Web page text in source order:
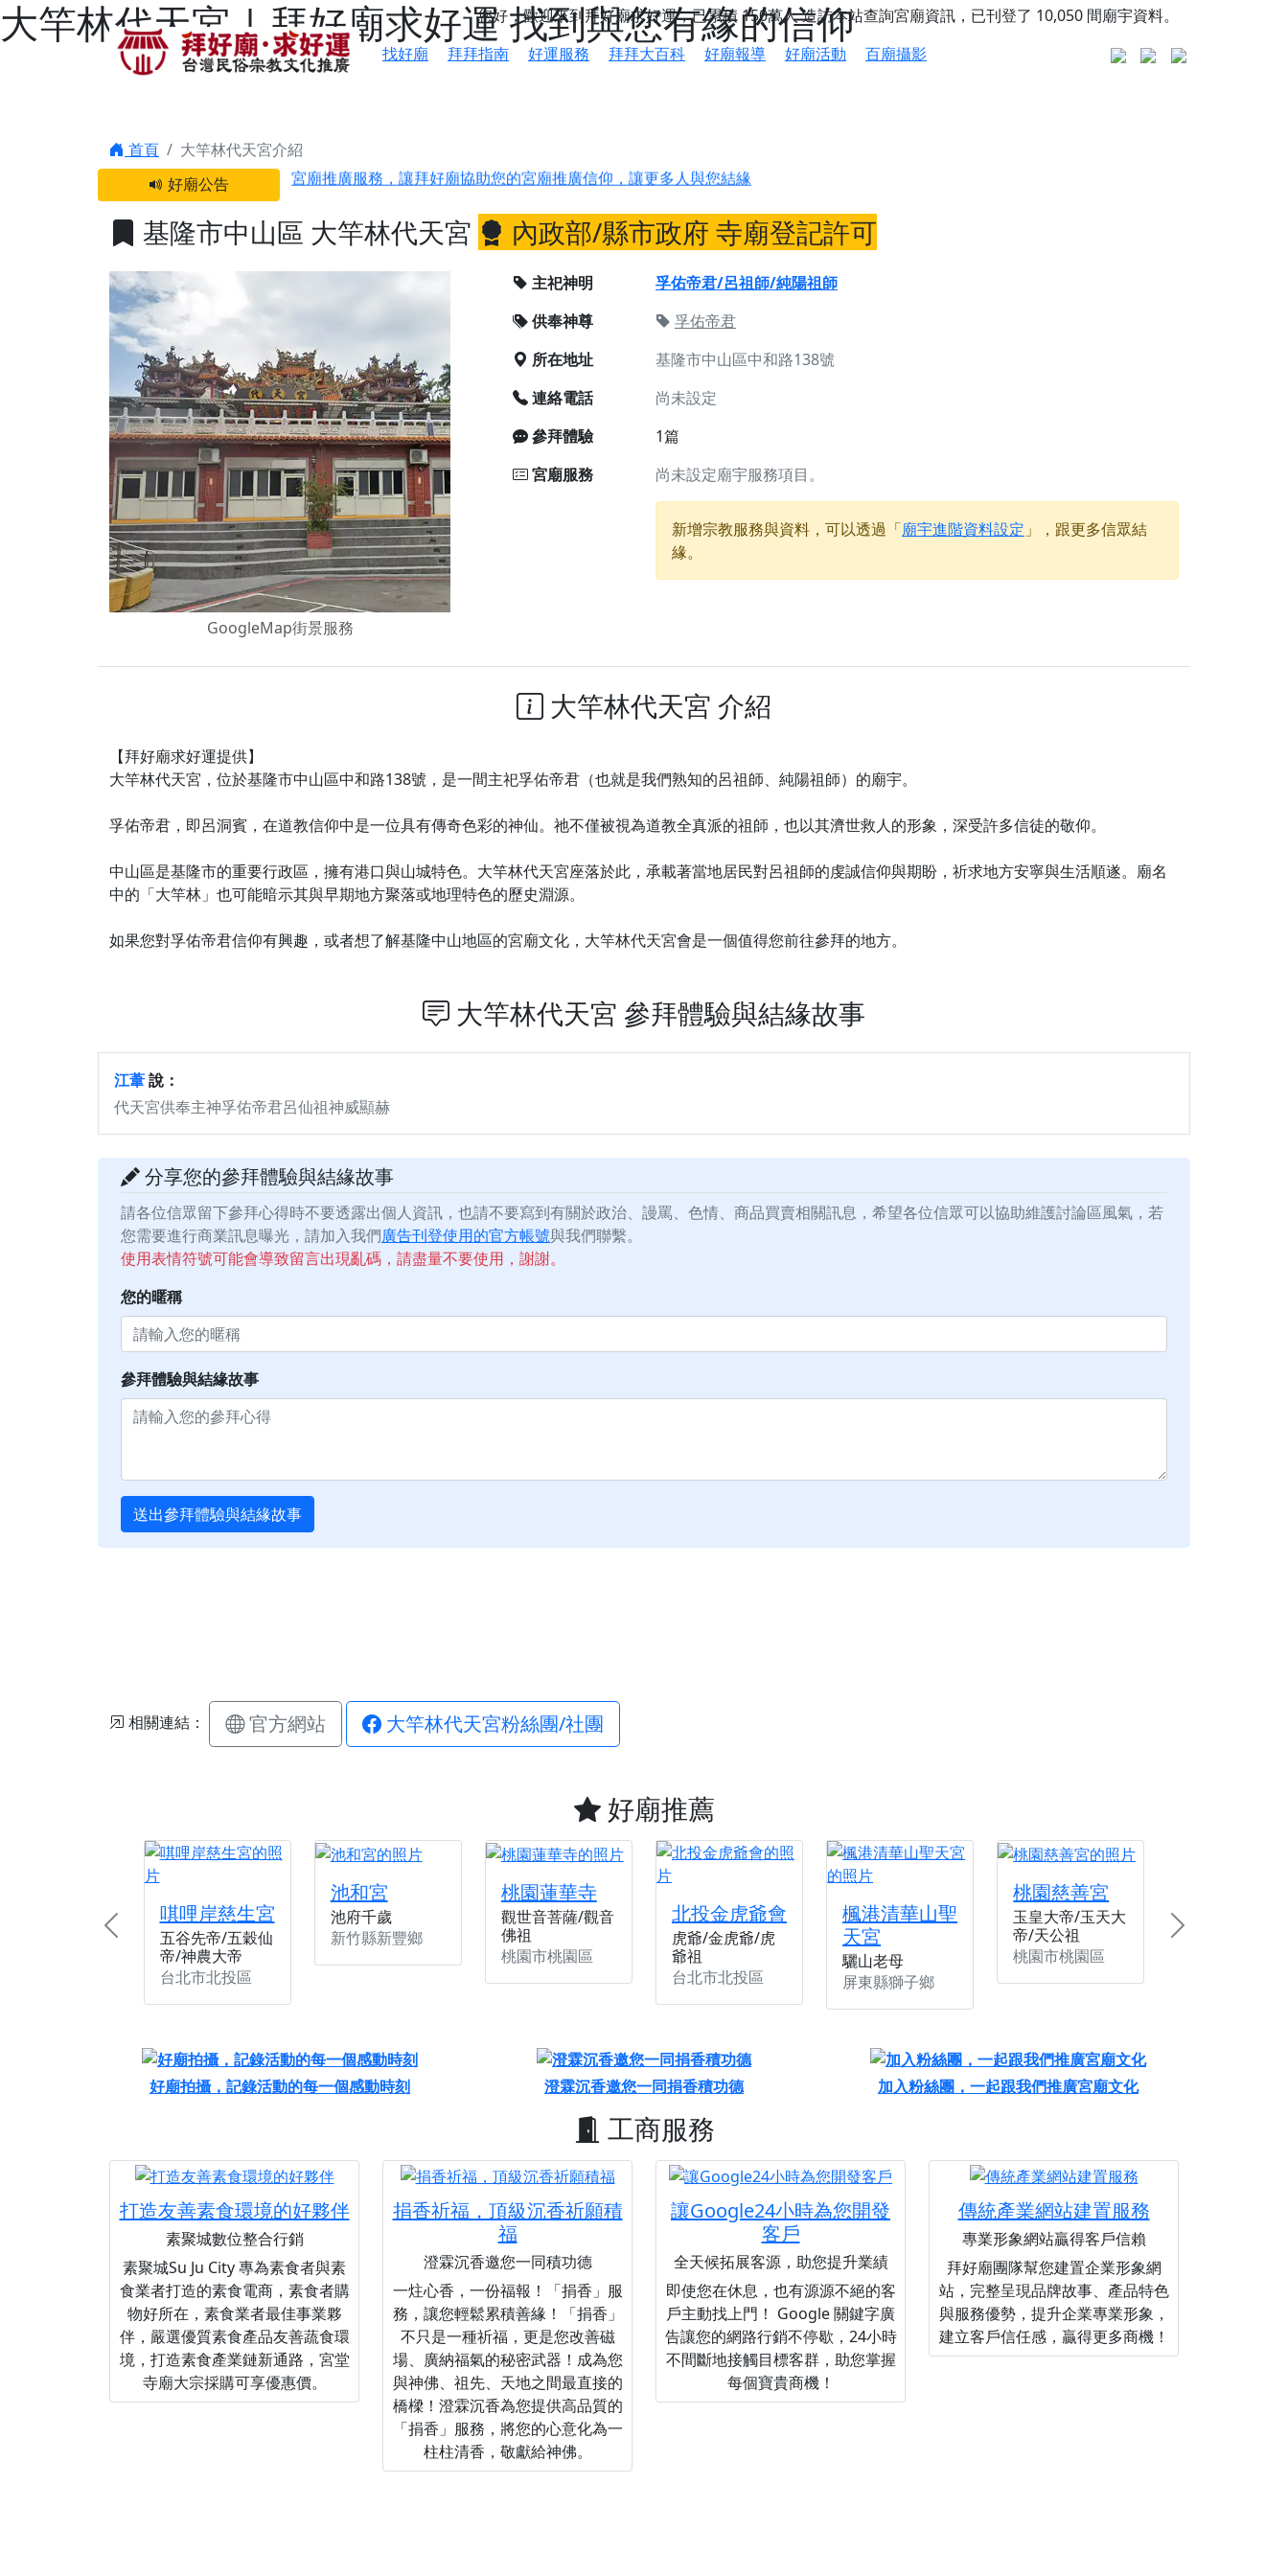
大竿林代天宮 | 拜好廟求好運 找到與您有緣的信仰
您好，歡迎來到拜好廟求好運，已累積150萬人造訪本站查詢宮廟資訊，已刊登了 10,050 間廟宇資料。
找好廟
拜拜指南 好運服務 拜拜大百科 好廟報導 好廟活動 百廟攝影
首頁
大竿林代天宮介紹
好廟公告
感謝 【新竹縣新豐鄉 池和宮】 贊助支持我們推廣台灣民俗宗教文化
宮廟推廣服務，讓拜好廟協助您的宮廟推廣信仰，讓更多人與您結緣
之旅」！
【台北北投 唭哩岸慈生宮】慶讚中元普渡法會，誠摯邀請您一同參與，為自己與家人累積福德、祈求平安好運
【屏東縣獅子鄉 楓港清華山聖天宮】驪山母娘聖誕暨中元普渡大法會，誠邀十方善信大德，一同回到母娘慈悲座前，祈福納祥、慎
【桃園市 桃園蓮華寺】盂蘭盆中元報恩法會，這場法會不只是超薦與普渡，更是一份對祖先的感恩、對親人的思念，也是為家人祈
願平安順遂的慈悲心意。
【桃園龜山 慈恩宮】丙午年梁皇寶懺法會，一念虔誠禮寶懺，一分懺悔植福田，誠邀十方善信大德共同參與。
【新北貢寮 南極玉明殿】中元普渡大法會，誠摯歡迎十方善信大德隨喜贊普，為祖先親眷祈求安息，也為自身與家人累積福德、種
下善緣。
【桃園慈善宮(天公廟)】中元普渡交給專業的來，省時省力又積福！「玉皇大帝 大天尊」 親自坐鎮主法！幫你累積的功德福報自然
是「超級加倍」！
【台北北投 福慶宮】慶讚中元普渡法會，誠摯邀請十方善信大德，一同回到北投土地公埔，祈願闔家平安、地方祥和、福運綿長。
【桃園龜山 慈恩宮】瑤池金母聖誕祝壽盛典，邀請十方善信大德蒞臨參香祝壽，同沐母娘慈光，共祈平安吉祥
【桃園龜山 慈恩宮】丙午年慶讚中元普渡法會，正是讓我們用善念與功德，迴向冥陽兩利、闔家平安的殊勝因緣。
【新北八里 紫德宮】丙午年中元普渡讚普超薦法會，普施眾生・慎終追遠・廣植福田
【桃園新屋 深圳玄天宮】農曆七月擴大犒軍科儀，吉祥月不只有普渡祈福，也有一份感謝守護的虔誠心意
【桃園慈善宮(天公廟)】虎爺元帥 開光大典，祈求虎爺神威護持，庇佑闔家平安、財運亨通、事業順遂、百邪退散。
歡迎信眾分享您前往廟宇的參拜體驗，推廣您的信仰
基隆市中山區 大竿林代天宮 內政部/縣市政府 寺廟登記許可
GoogleMap街景服務
主祀神明
孚佑帝君/呂祖師/純陽祖師
供奉神尊
孚佑帝君
所在地址
基隆市中山區中和路138號
連絡電話
尚未設定
參拜體驗
1篇
宮廟服務
尚未設定廟宇服務項目。
新增宗教服務與資料，可以透過「廟宇進階資料設定 」，跟更多信眾結
緣。
大竿林代天宮 介紹
【拜好廟求好運提供】
大竿林代天宮，位於基隆市中山區中和路138號，是一間主祀孚佑帝君（也就是我們熟知的呂祖師、純陽祖師）的廟宇。
孚佑帝君，即呂洞賓，在道教信仰中是一位具有傳奇色彩的神仙。祂不僅被視為道教全真派的祖師，也以其濟世救人的形象，深受許多信徒的敬仰。
中山區是基隆市的重要行政區，擁有港口與山城特色。大竿林代天宮座落於此，承載著當地居民對呂祖師的虔誠信仰與期盼，祈求地方安寧與生活順遂。廟名
中的「大竿林」也可能暗示其與早期地方聚落或地理特色的歷史淵源。
如果您對孚佑帝君信仰有興趣，或者想了解基隆中山地區的宮廟文化，大竿林代天宮會是一個值得您前往參拜的地方。
大竿林代天宮 參拜體驗與結緣故事
江葦說：
代天宮供奉主神孚佑帝君呂仙祖神威顯赫
分享您的參拜體驗與結緣故事
請各位信眾留下參拜心得時不要透露出個人資訊，也請不要寫到有關於政治、謾罵、色情、商品買賣相關訊息，希望各位信眾可以協助維護討論區風氣，若
您需要進行商業訊息曝光，請加入我們廣告刊登使用的官方帳號與我們聯繫。
使用表情符號可能會導致留言出現亂碼，請盡量不要使用，謝謝。
您的暱稱
參拜體驗與結緣故事
送出參拜體驗與結緣故事
相關連結： 官方網站 大竿林代天宮粉絲團/社團
好廟推薦
唭哩岸慈生宮
五谷先帝/五穀仙
帝/神農大帝
台北市北投區
池和宮
池府千歲
新竹縣新豐鄉
桃園蓮華寺
觀世音菩薩/觀音
佛祖
桃園市桃園區
北投金虎爺會
虎爺/金虎爺/虎
爺祖
台北市北投區
楓港清華山聖
天宮
驪山老母
屏東縣獅子鄉
桃園慈善宮
玉皇大帝/玉天大
帝/天公祖
桃園市桃園區
Previous Next
好廟拍攝，記錄活動的每一個感動時刻 澄霖沉香邀您一同捐香積功德 加入粉絲團，一起跟我們推廣宮廟文化
工商服務
打造友善素食環境的好夥伴
素聚城數位整合行銷
素聚城Su Ju City 專為素食者與素
食業者打造的素食電商，素食者購
物好所在，素食業者最佳事業夥
伴，嚴選優質素食產品友善蔬食環
境，打造素食產業鏈新通路，宮堂
寺廟大宗採購可享優惠價。
捐香祈福，頂級沉香祈願積
福
澄霖沉香邀您一同積功德
一炷心香，一份福報！「捐香」服
務，讓您輕鬆累積善緣！「捐香」
不只是一種祈福，更是您改善磁
場、廣納福氣的秘密武器！成為您
與神佛、祖先、天地之間最直接的
橋樑！澄霖沉香為您提供高品質的
「捐香」服務，將您的心意化為一
柱柱清香，敬獻給神佛。
讓Google24小時為您開發
客戶
全天候拓展客源，助您提升業績
即使您在休息，也有源源不絕的客
戶主動找上門！ Google 關鍵字廣
告讓您的網路行銷不停歇，24小時
不間斷地接觸目標客群，助您掌握
每個寶貴商機！
傳統產業網站建置服務
專業形象網站贏得客戶信賴
拜好廟團隊幫您建置企業形象網
站，完整呈現品牌故事、產品特色
與服務優勢，提升企業專業形象，
建立客戶信任感，贏得更多商機！